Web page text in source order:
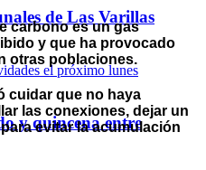
de Las Varillas
y quincena entre
carbono es un gas
y que ha provocado
otras poblaciones.
cuidar que no haya
las conexiones, dejar un
evitar la acumulación